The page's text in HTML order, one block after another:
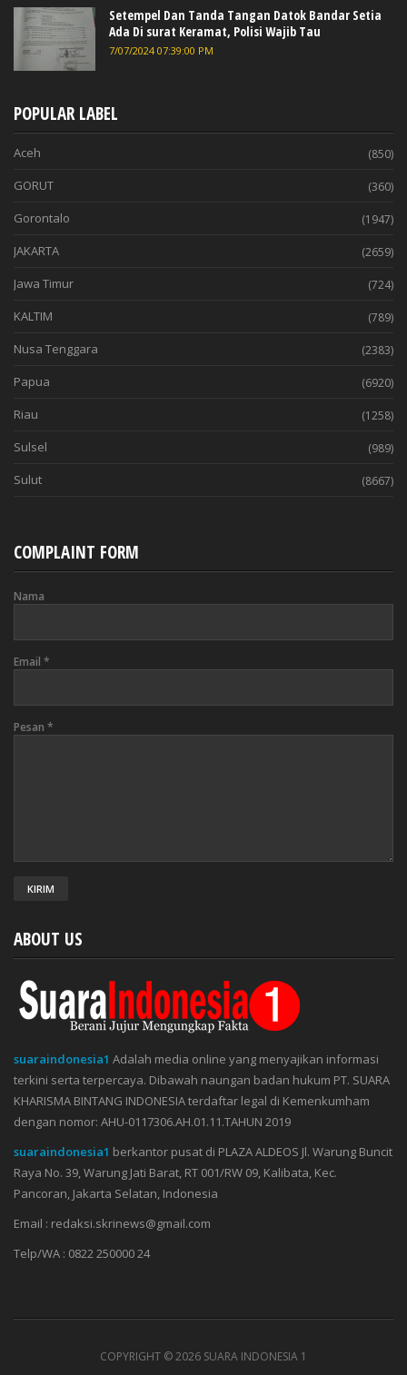
Setempel Dan Tanda Tangan Datok Bandar Setia
Ada Di surat Keramat, Polisi Wajib Tau
7/07/2024 07:39:00 PM
POPULAR LABEL
Aceh (850)
GORUT (360)
Gorontalo (1947)
JAKARTA (2659)
Jawa Timur (724)
KALTIM (789)
Nusa Tenggara (2383)
Papua (6920)
Riau (1258)
Sulsel (989)
Sulut (8667)
COMPLAINT FORM
Nama
Email *
Pesan *
ABOUT US
suaraindonesia1 Adalah media online yang menyajikan informasi
terkini serta terpercaya. Dibawah naungan badan hukum PT. SUARA
KHARISMA BINTANG INDONESIA terdaftar legal di Kemenkumham
dengan nomor: AHU-0117306.AH.01.11.TAHUN 2019
suaraindonesia1 berkantor pusat di PLAZA ALDEOS Jl. Warung Buncit
Raya No. 39, Warung Jati Barat, RT 001/RW 09, Kalibata, Kec.
Pancoran, Jakarta Selatan, Indonesia
Email : redaksi.skrinews@gmail.com
Telp/WA : 0822 250000 24
COPYRIGHT ©2026 SUARA INDONESIA 1